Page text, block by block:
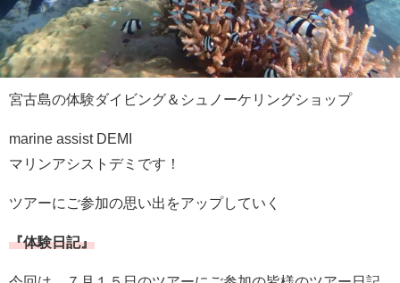
宮古島の体験ダイビング＆シュノーケリングショップ
marine assist DEMI
マリンアシストデミです！
ツアーにご参加の思い出をアップしていく
『体験日記』